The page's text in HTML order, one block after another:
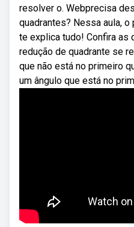
resolver o. Webprecisa
quadrantes? Nessa aula,
te explica tudo! Confira as
redução de quadrante se
que não está no primeiro
um ângulo que está no